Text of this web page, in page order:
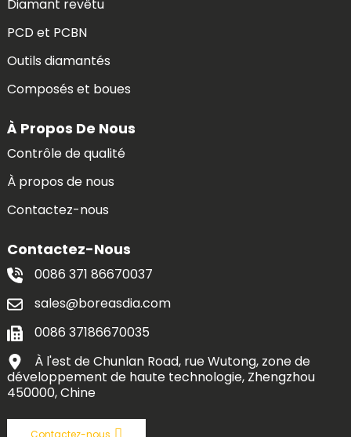
Diamant revêtu
PCD et PCBN
Outils diamantés
Composés et boues
À Propos De Nous
Contrôle de qualité
À propos de nous
Contactez-nous
Contactez-Nous
0086 371 86670037
sales@boreasdia.com
0086 37186670035
À l'est de Chunlan Road, rue Wutong, zone de
développement de haute technologie, Zhengzhou
450000, Chine
Contactez-nous